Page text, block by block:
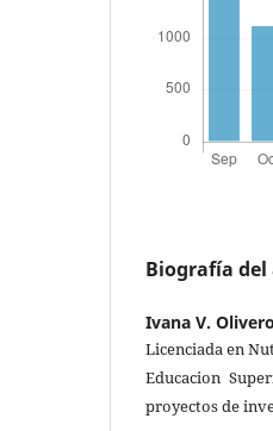
Biografía
Ivana V.
Licenciada en
Educacion
proyectos de